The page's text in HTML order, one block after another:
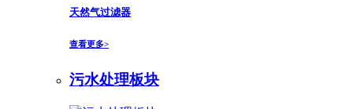
天然气过滤器
查看更多>
污水处理板块